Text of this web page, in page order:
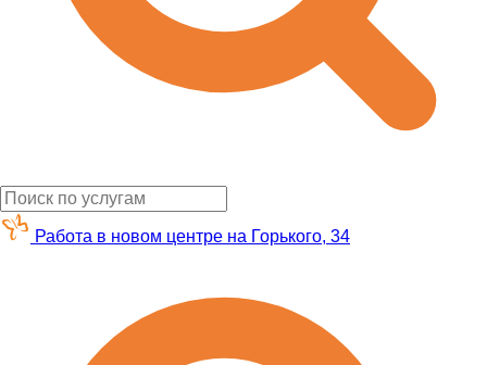
Работа в новом центре на Горького, 34